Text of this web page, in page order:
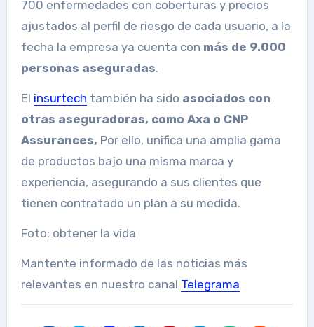
700 enfermedades con coberturas y precios
ajustados al perfil de riesgo de cada usuario, a la
fecha la empresa ya cuenta con más de 9.000
personas aseguradas.
El insurtech también ha sido asociados con
otras aseguradoras, como Axa o CNP
Assurances, Por ello, unifica una amplia gama
de productos bajo una misma marca y
experiencia, asegurando a sus clientes que
tienen contratado un plan a su medida.
Foto: obtener la vida
Mantente informado de las noticias más
relevantes en nuestro canal Telegrama